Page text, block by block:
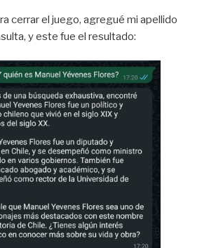
cerrar el juego, agregué mi apellido
y este fue el resultado: